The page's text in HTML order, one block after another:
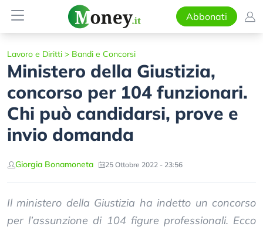
Abbonati
Lavoro e Diritti > Bandi e Concorsi
Ministero della Giustizia,
concorso per 104 funzionari.
Chi può candidarsi, prove e
invio domanda
Giorgia Bonamoneta 25 Ottobre 2022 - 23:56
Il ministero della Giustizia ha indetto un concorso
per l’assunzione di 104 figure professionali. Ecco